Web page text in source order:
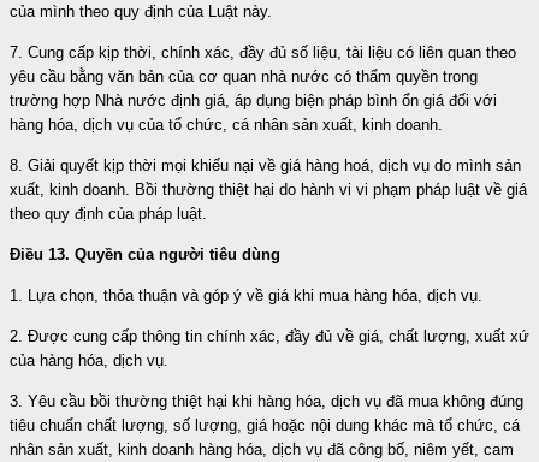
của mình theo quy định của Luật này.
7. Cung cấp kịp thời, chính xác, đầy đủ số liệu, tài liệu có liên quan theo
yêu cầu bằng văn bản của cơ quan nhà nước có thẩm quyền trong
trường hợp Nhà nước định giá, áp dụng biện pháp bình ổn giá đối với
hàng hóa, dịch vụ của tổ chức, cá nhân sản xuất, kinh doanh.
8. Giải quyết kịp thời mọi khiếu nại về giá hàng hoá, dịch vụ do mình sản
xuất, kinh doanh. Bồi thường thiệt hại do hành vi vi phạm pháp luật về giá
theo quy định của pháp luật.
Điều 13. Quyền của người tiêu dùng
1. Lựa chọn, thỏa thuận và góp ý về giá khi mua hàng hóa, dịch vụ.
2. Được cung cấp thông tin chính xác, đầy đủ về giá, chất lượng, xuất xứ
của hàng hóa, dịch vụ.
3. Yêu cầu bồi thường thiệt hại khi hàng hóa, dịch vụ đã mua không đúng
tiêu chuẩn chất lượng, số lượng, giá hoặc nội dung khác mà tổ chức, cá
nhân sản xuất, kinh doanh hàng hóa, dịch vụ đã công bố, niêm yết, cam